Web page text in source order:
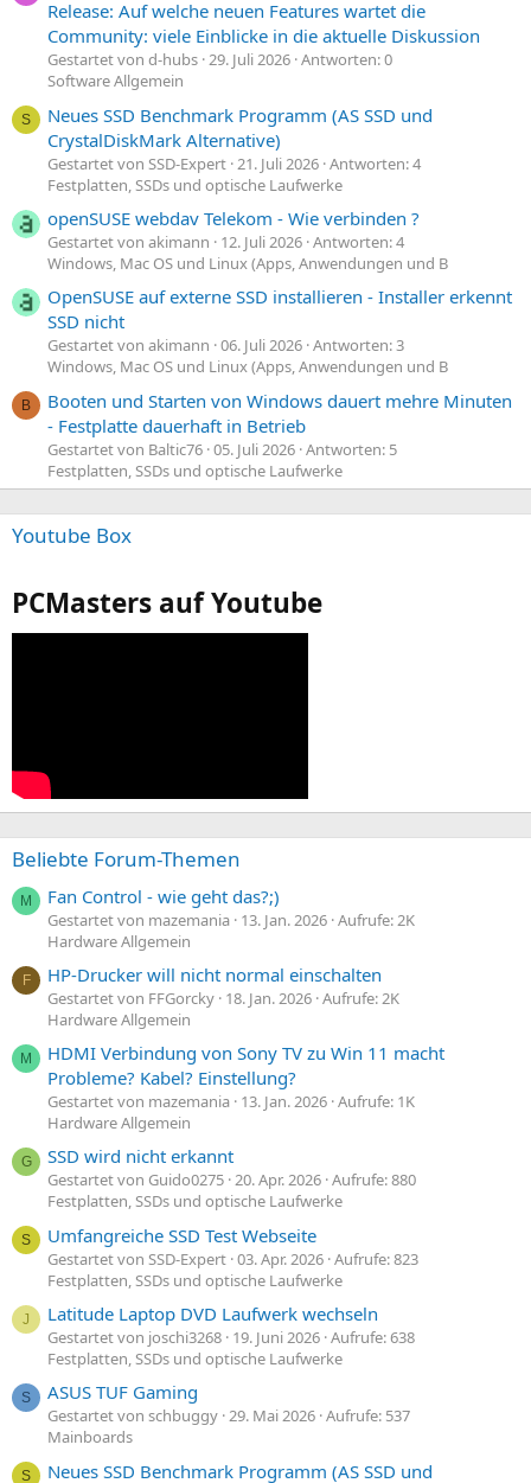
Release: Auf welche neuen Features wartet die
Community: viele Einblicke in die aktuelle Diskussion
Gestartet von d-hubs 29. Juli 2026 Antworten: 0
Software Allgemein
S
Neues SSD Benchmark Programm (AS SSD und
CrystalDiskMark Alternative)
Gestartet von SSD-Expert 21. Juli 2026 Antworten: 4
Festplatten, SSDs und optische Laufwerke
openSUSE webdav Telekom - Wie verbinden ?
Gestartet von akimann 12. Juli 2026 Antworten: 4
Windows, Mac OS und Linux (Apps, Anwendungen und B
OpenSUSE auf externe SSD installieren - Installer erkennt
SSD nicht
Gestartet von akimann 06. Juli 2026 Antworten: 3
Windows, Mac OS und Linux (Apps, Anwendungen und B
B
Booten und Starten von Windows dauert mehre Minuten
- Festplatte dauerhaft in Betrieb
Gestartet von Baltic76 05. Juli 2026 Antworten: 5
Festplatten, SSDs und optische Laufwerke
Youtube Box
PCMasters auf Youtube
Beliebte Forum-Themen
M Fan Control - wie geht das?;)
Gestartet von mazemania 13. Jan. 2026 Aufrufe: 2K
Hardware Allgemein
F HP-Drucker will nicht normal einschalten
Gestartet von FFGorcky 18. Jan. 2026 Aufrufe: 2K
Hardware Allgemein
M
HDMI Verbindung von Sony TV zu Win 11 macht
Probleme? Kabel? Einstellung?
Gestartet von mazemania 13. Jan. 2026 Aufrufe: 1K
Hardware Allgemein
G SSD wird nicht erkannt
Gestartet von Guido0275 20. Apr. 2026 Aufrufe: 880
Festplatten, SSDs und optische Laufwerke
S Umfangreiche SSD Test Webseite
Gestartet von SSD-Expert 03. Apr. 2026 Aufrufe: 823
Festplatten, SSDs und optische Laufwerke
J Latitude Laptop DVD Laufwerk wechseln
Gestartet von joschi3268 19. Juni 2026 Aufrufe: 638
Festplatten, SSDs und optische Laufwerke
S ASUS TUF Gaming
Gestartet von schbuggy 29. Mai 2026 Aufrufe: 537
Mainboards
S Neues SSD Benchmark Programm (AS SSD und